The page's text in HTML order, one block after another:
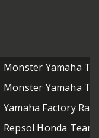
Monster Yamaha
Monster Yamaha
Yamaha Factory
Repsol Honda Team